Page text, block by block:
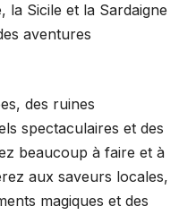
la Sicile et la Sardaigne
aventures
des ruines
spectaculaires et des
beaucoup à faire et à
aux saveurs locales,
magiques et des